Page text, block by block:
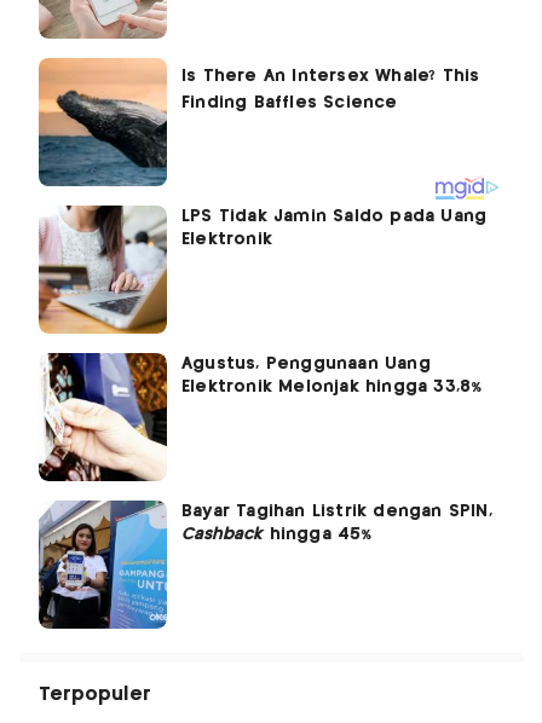
LPS Tidak Jamin Saldo pada Uang
Elektronik
Agustus, Penggunaan Uang
Elektronik Melonjak hingga 33,8%
Bayar Tagihan Listrik dengan SPIN,
Cashbackhingga 45%
Terpopuler